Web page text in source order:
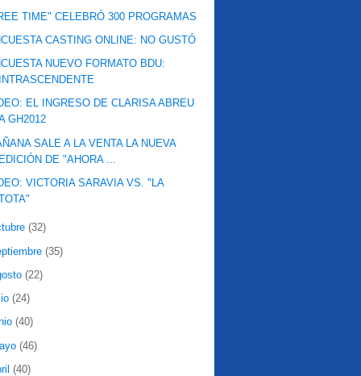
TIME" CELEBRÓ 300 PROGRAMAS
CASTING ONLINE: NO GUSTÓ
NUEVO FORMATO BDU:
EL INGRESO DE CLARISA ABREU
GH2012
SALE A LA VENTA LA NUEVA
DE "AHORA ...
VICTORIA SARAVIA VS. "LA
(32)
(35)
(22)
(24)
(40)
(46)
(40)